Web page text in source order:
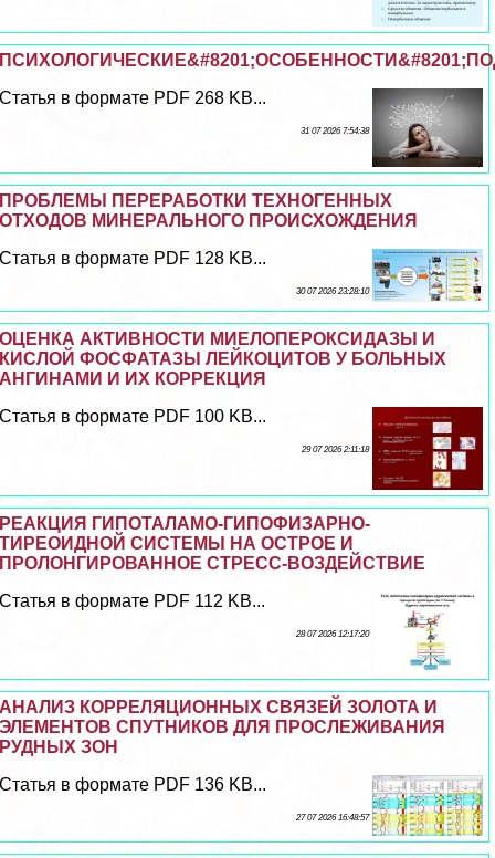
Статья в формате PDF 268 KB...
31 07 2026 7:54:38
ПРОБЛЕМЫ ПЕРЕРАБОТКИ ТЕХНОГЕННЫХ
ОТХОДОВ МИНЕРАЛЬНОГО ПРОИСХОЖДЕНИЯ
Статья в формате PDF 128 KB...
30 07 2026 23:28:10
ОЦЕНКА АКТИВНОСТИ МИЕЛОПЕРОКСИДАЗЫ И
КИСЛОЙ ФОСФАТАЗЫ ЛЕЙКОЦИТОВ У БОЛЬНЫХ
АНГИНАМИ И ИХ КОРРЕКЦИЯ
Статья в формате PDF 100 KB...
29 07 2026 2:11:18
РЕАКЦИЯ ГИПОТАЛАМО-ГИПОФИЗАРНО-
ТИРЕОИДНОЙ СИСТЕМЫ НА ОСТРОЕ И
ПРОЛОНГИРОВАННОЕ СТРЕСС-ВОЗДЕЙСТВИЕ
Статья в формате PDF 112 KB...
28 07 2026 12:17:20
АНАЛИЗ КОРРЕЛЯЦИОННЫХ СВЯЗЕЙ ЗОЛОТА И
ЭЛЕМЕНТОВ СПУТНИКОВ ДЛЯ ПРОСЛЕЖИВАНИЯ
РУДНЫХ ЗОН
Статья в формате PDF 136 KB...
27 07 2026 16:48:57